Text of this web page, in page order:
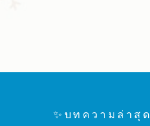
✨บทความล่าสุด